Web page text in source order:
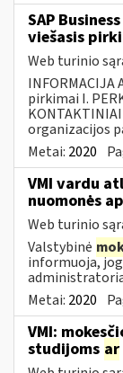
SAP
viešasis
Web turinio
INFORMACIJA
pirkimai I.
organizacijos
Metai: 2020
VMI vardu
nuomonės
Web turinio
Valstybinė
informuoja,
Metai: 2020
VMI:
studijoms ar